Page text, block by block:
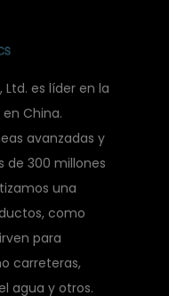
Ltd. es líder en la
China.
avanzadas y
de 300 millones
una
como
para
carreteras,
agua y otros.